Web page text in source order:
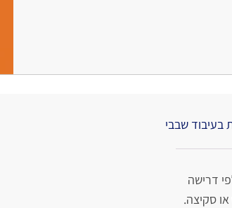
בעיבוד שבבי
דרישה
סקיצה.